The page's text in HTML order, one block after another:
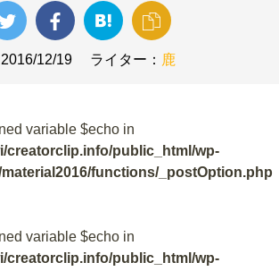
2016/12/19 ライター： 鹿
variable $echo in
creatorclip.info/public_html/wp-
functions/_postOption.php
variable $echo in
creatorclip.info/public_html/wp-